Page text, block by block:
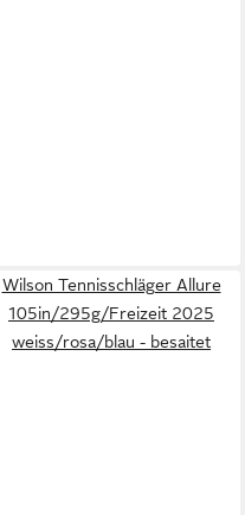
Wilson Tennisschläger Allure
105in/295g/Freizeit 2025
weiss/rosa/blau - besaitet